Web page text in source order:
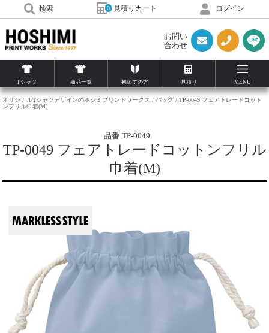
検索 0 見積りカート ログイン
お問い
合わせ
Tシャツ 商品一覧 初めての方 見積り MENU
オリジナルTシャツデザインのホシミプリントワークス バッグ
TP-0049 フェアトレードコット
ンフリル巾着(M)
品番:TP-0049
TP-0049 フェアトレードコットンフリル
巾着(M)